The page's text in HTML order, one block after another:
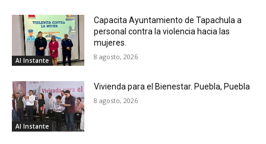
Al Instante
Capacita Ayuntamiento de Tapachula a
personal contra la violencia hacia las
mujeres.
8 agosto, 2026
Al Instante
Vivienda para el Bienestar. Puebla, Puebla
8 agosto, 2026